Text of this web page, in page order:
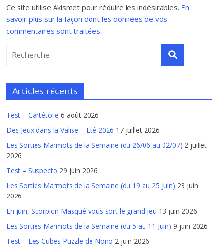
Ce site utilise Akismet pour réduire les indésirables. En
savoir plus sur la façon dont les données de vos
commentaires sont traitées.
Articles récents
Test – Cartétoile 6 août 2026
Des Jeux dans la Valise – Eté 2026 17 juillet 2026
Les Sorties Marmots de la Semaine (du 26/06 au 02/07) 2 juillet
2026
Test – Suspecto 29 juin 2026
Les Sorties Marmots de la Semaine (du 19 au 25 Juin) 23 juin
2026
En juin, Scorpion Masqué vous sort le grand jeu 13 juin 2026
Les Sorties Marmots de la Semaine (du 5 au 11 Juin) 9 juin 2026
Test – Les Cubes Puzzle de Nono 2 juin 2026